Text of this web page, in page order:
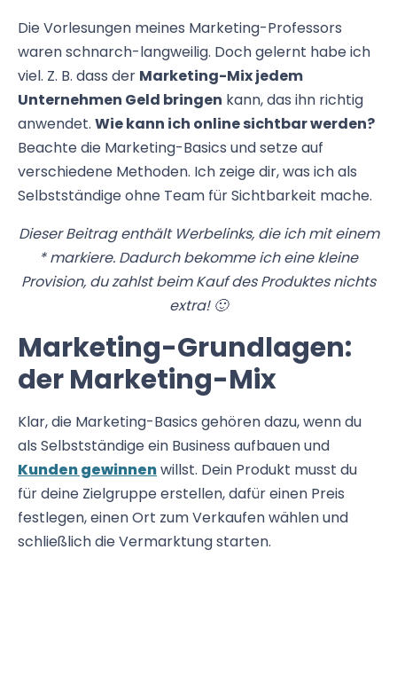
Die Vorlesungen meines Marketing-Professors
waren schnarch-langweilig. Doch gelernt habe ich
viel. Z. B. dass der Marketing-Mix jedem
Unternehmen Geld bringen kann, das ihn richtig
anwendet. Wie kann ich online sichtbar werden?
Beachte die Marketing-Basics und setze auf
verschiedene Methoden. Ich zeige dir, was ich als
Selbstständige ohne Team für Sichtbarkeit mache.
Dieser Beitrag enthält Werbelinks, die ich mit einem
* markiere. Dadurch bekomme ich eine kleine
Provision, du zahlst beim Kauf des Produktes nichts
extra! 🙂
Marketing-Grundlagen:
der Marketing-Mix
Klar, die Marketing-Basics gehören dazu, wenn du
als Selbstständige ein Business aufbauen und
Kunden gewinnenwillst. Dein Produkt musst du
für deine Zielgruppe erstellen, dafür einen Preis
festlegen, einen Ort zum Verkaufen wählen und
schließlich die Vermarktung starten.